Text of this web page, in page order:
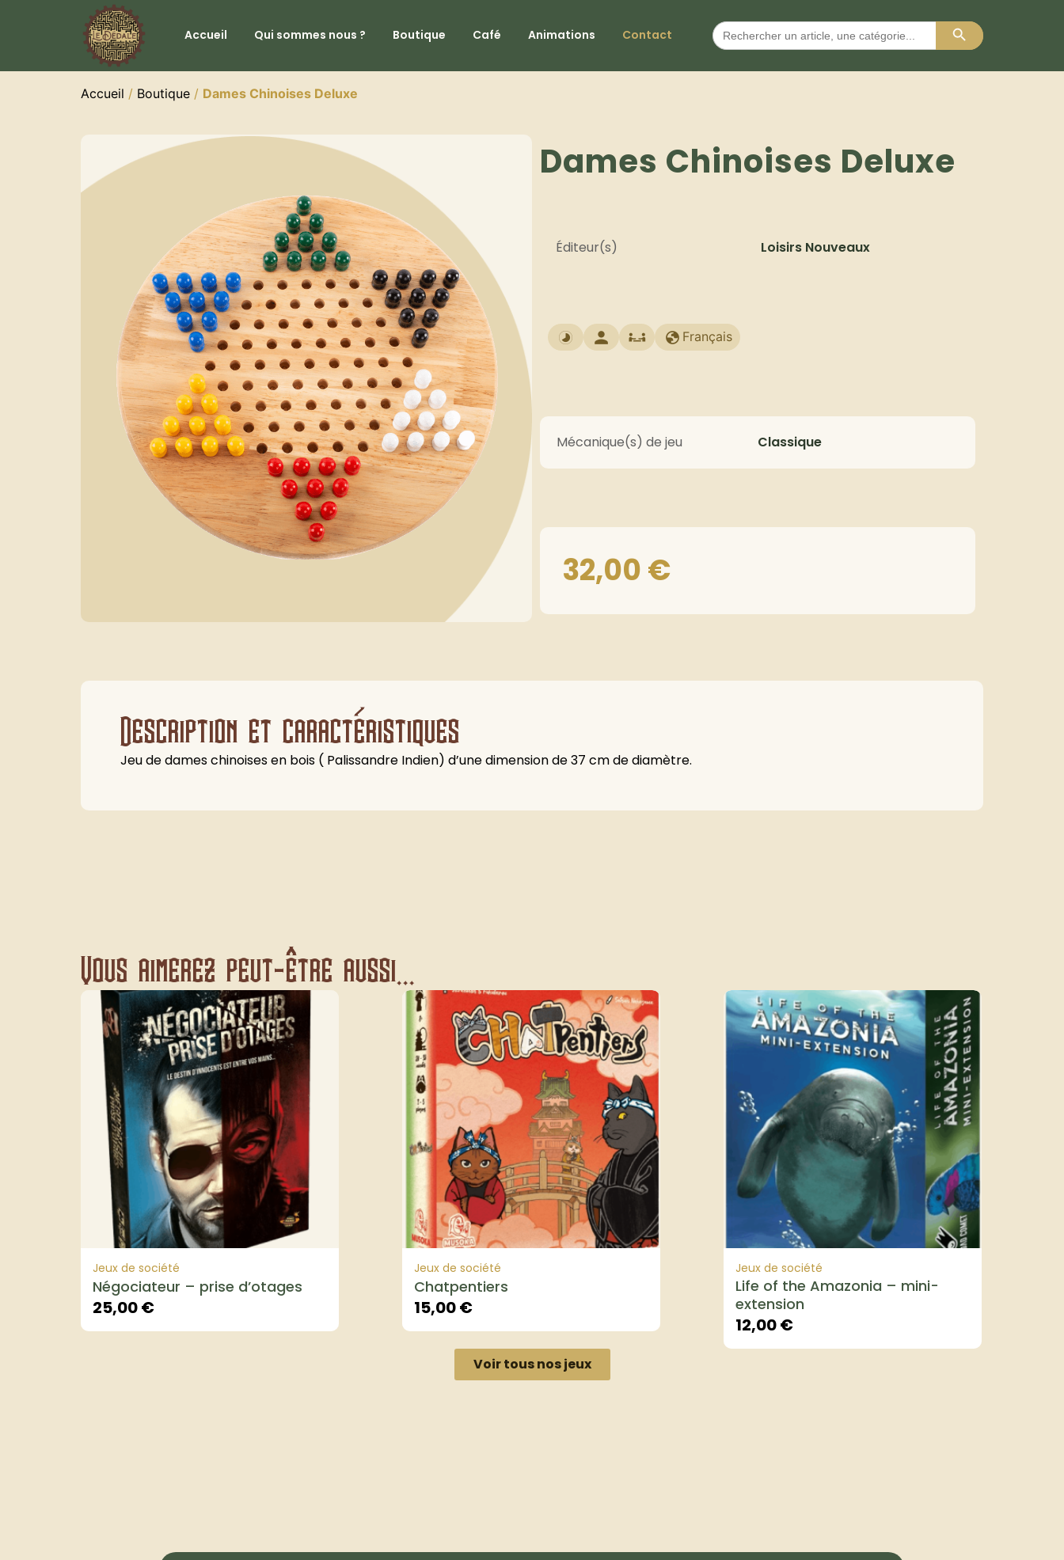
Accueil Qui sommes nous ? Boutique Café Animations Contact
Search
for:
Search Button
Accueil / Boutique / Dames Chinoises Deluxe
Dames Chinoises Deluxe
Éditeur(s) Loisirs Nouveaux
Français
Mécanique(s) de jeu Classique
32,00€
Description et caractéristiques
Jeu de dames chinoises en bois ( Palissandre Indien) d’une dimension de 37 cm de diamètre.
Vous aimerez peut-être aussi...
Jeux de société
Négociateur – prise d’otages
25,00€
Jeux de société
Chatpentiers
15,00€
Jeux de société
Life of the Amazonia – mini-
extension
12,00€
Voir tous nos jeux